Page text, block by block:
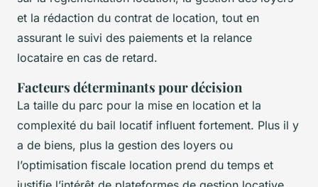
et la rédaction du contrat de location, tout en
assurant le suivi des paiements et la relance
locataire en cas de retard.
Facteurs déterminants pour décision
La taille du parc pour la mise en location et la
complexité du bail locatif influent fortement. Plus il y
a de biens, plus la gestion des loyers ou
l’optimisation fiscale location prend du temps et